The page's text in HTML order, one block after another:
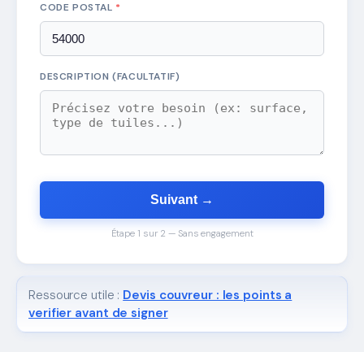
CODE POSTAL *
DESCRIPTION (FACULTATIF)
Suivant →
Étape 1 sur 2 — Sans engagement
Ressource utile : Devis couvreur : les points a
verifier avant de signer